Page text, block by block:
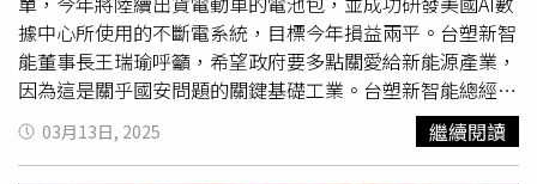
前全球氫燃料電池車輛領先的現代汽車對談「智慧交通之成
效vs.氫能載具的特色」不僅整合近年台中市政府交通局幾
項智慧運輸政策大幅提升交通安全外也甚至以手機電子化交
通的便捷；而對談的現代汽車是目前全球最領先氫能車款研
發製造單位，更因應參觀學校要求希望讓學子多了解氫燃料
電池車的發展及未來性。此外，五月二日上午邀請清華大學
據中心所使用的不斷電系統，目標今年損益兩平。台塑新智
能董事長王瑞瑜呼籲，希望政府要多點關愛給新能源產業，
因為這是關乎國安問題的關鍵基礎工業。台塑新智能總經理
劉慧啓表示，其實台塑集團創辦人王永慶，早在1998年就
注意到電動車市場，因此鴨子划水了很久，還有明志科技大
學一起研究，這座彰濱電芯及模組廠去年12月開始量產，目
03月13日, 2025 繼續閱讀